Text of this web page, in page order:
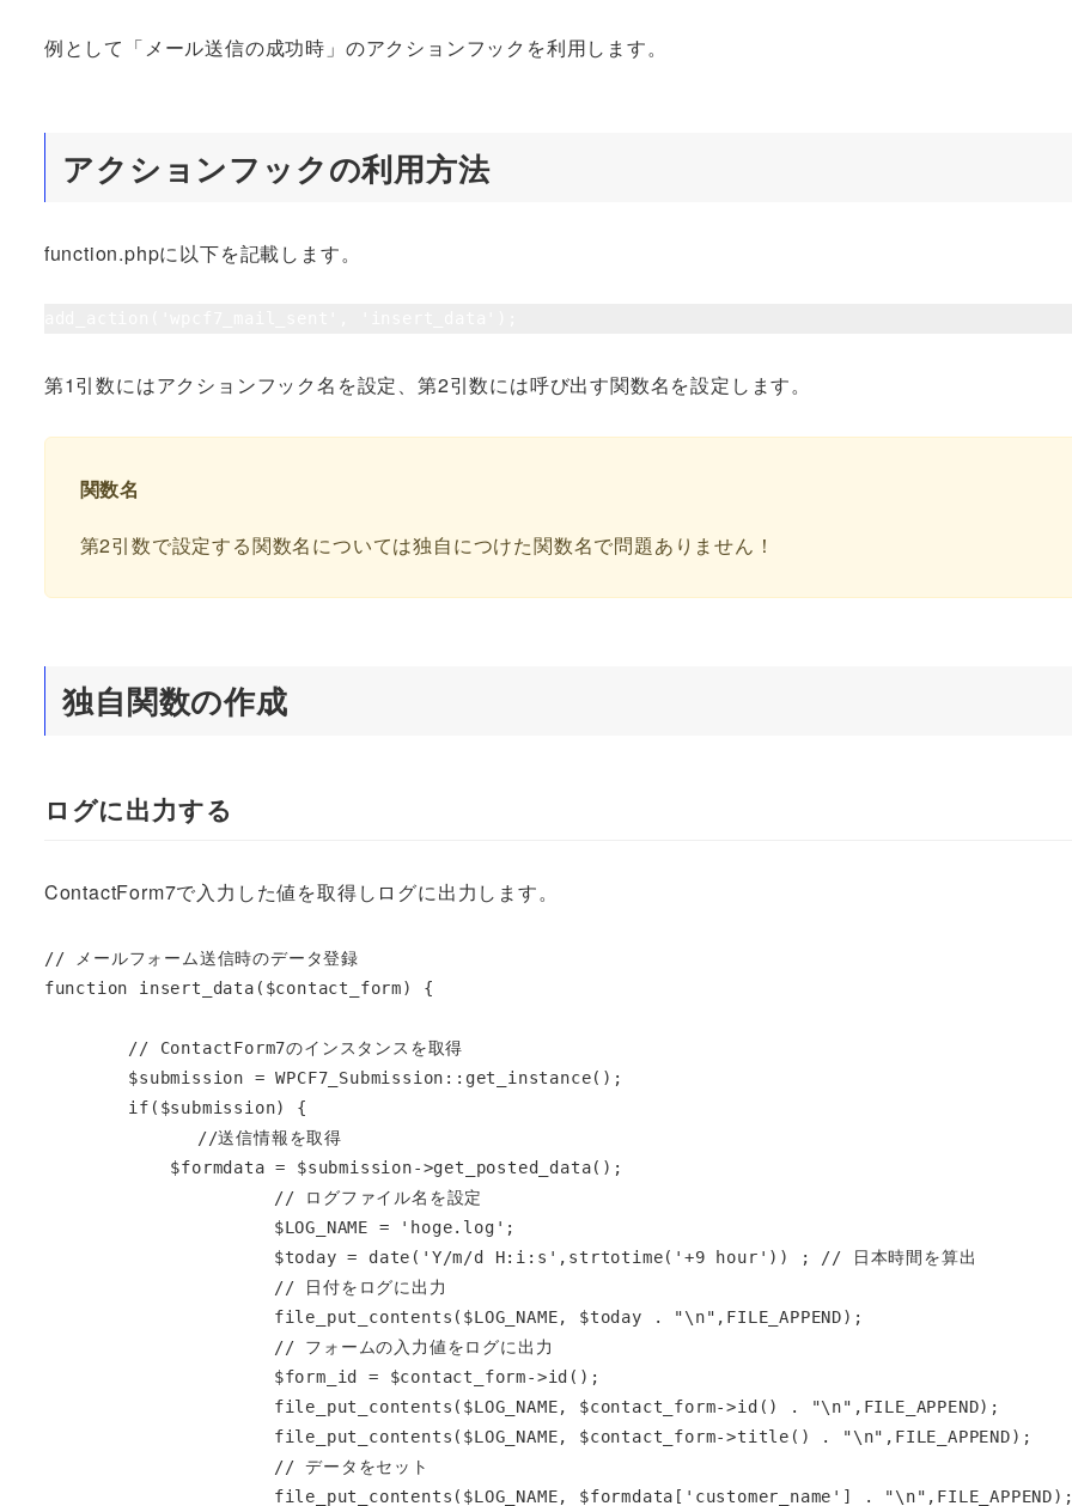
例として「メール送信の成功時」のアクションフックを利用します。
アクションフックの利用方法
function.phpに以下を記載します。
第1引数にはアクションフック名を設定、第2引数には呼び出す関数名を設定します。
関数名
第2引数で設定する関数名については独自につけた関数名で問題ありません！
独自関数の作成
ログに出力する
ContactForm7で入力した値を取得しログに出力します。
// メールフォーム送信時のデータ登録
function insert_data($contact_form) {